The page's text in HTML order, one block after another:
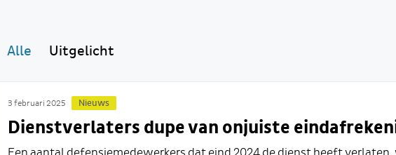
Alle Uitgelicht
3 februari 2025 Nieuws
Dienstverlaters dupe van onjuiste